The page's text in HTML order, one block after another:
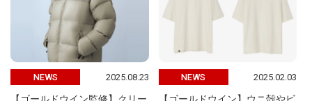
NEWS 2025.08.23 NEWS 2025.02.03